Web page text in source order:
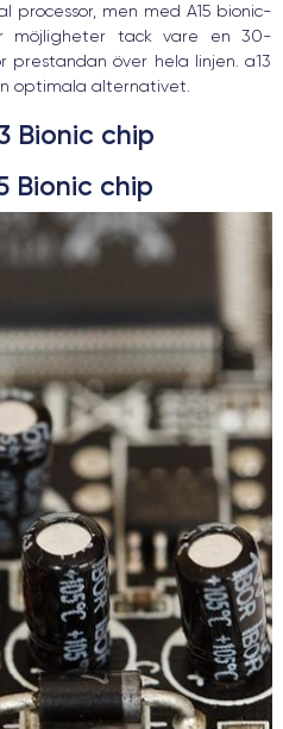
processor, men med A15 bionic-
möjligheter tack vare en 30-
prestandan över hela linjen. a13
optimala alternativet.
Bionic chip
Bionic chip